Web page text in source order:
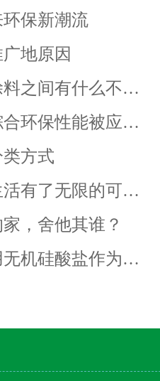
保新潮流
地原因
料之间有什么不…
合环保性能被应…
方式
活有了无限的可…
，舍他其谁？
无机硅酸盐作为…